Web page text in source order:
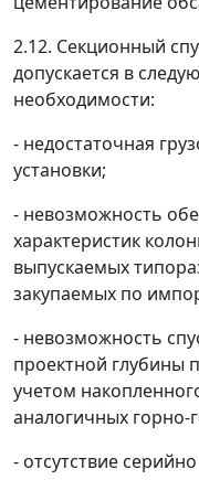
2.12. Секционный
допускается в
необходимости:
- недостаточная
установки;
- невозможность
характеристик
выпускаемых
закупаемых по
- невозможность
проектной глубины
учетом
аналогичных горно-
- отсутствие